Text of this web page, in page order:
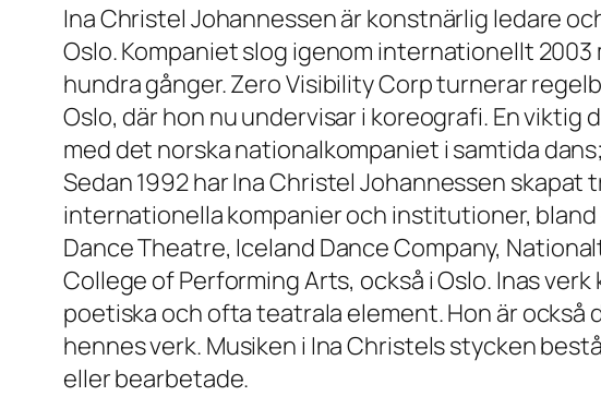
Ina Christel Johannessen är konstnärlig ledare
Oslo. Kompaniet slog igenom internatio­nellt 2003
hundra gånger. Zero Visibility Corp turnerar
Oslo, där hon nu undervisar i koreografi. En
med det norska nationalkompaniet i samtida
Sedan 1992 har Ina Christel Johannessen
internationella kompanier och institutioner,
Dance Theatre, Iceland Dance Company,
College of Performing Arts, också i Oslo. Inas
poetiska och ofta teatrala element. Hon är också
hennes verk. Musiken i Ina Christels stycken
eller bearbetade.